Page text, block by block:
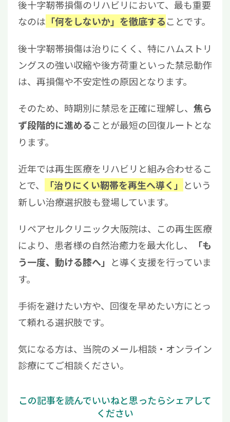
後十字靭帯損傷のリハビリにおいて、最も重要
なのは 「何をしないか」を徹底することです。
後十字靭帯損傷は治りにくく、特にハムストリ
ングスの強い収縮や後方荷重といった禁忌動作
は、再損傷や不安定性の原因となります。
そのため、時期別に禁忌を正確に理解し、 焦ら
ず段階的に進めることが最短の回復ルートとな
ります。
近年では再生医療をリハビリと組み合わせるこ
とで、
「治りにくい靭帯を再生へ導く」 という
新しい治療選択肢も登場しています。
リペアセルクリニック大阪院は、この再生医療
により、患者様の自然治癒力を最大化し、
「も
う一度、動ける膝へ」 と導く支援を行っていま
す。
手術を避けたい方や、回復を早めたい方にとっ
て頼れる選択肢です。
気になる方は、当院のメール相談・オンライン
診療にてご相談ください。